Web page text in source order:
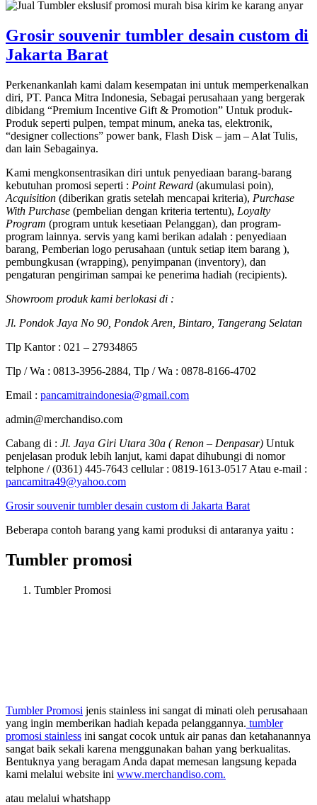
Grosir souvenir tumbler desain custom di
Jakarta Barat
Perkenankanlah kami dalam kesempatan ini untuk memperkenalkan
diri, PT. Panca Mitra Indonesia, Sebagai perusahaan yang bergerak
dibidang “Premium Incentive Gift & Promotion” Untuk produk-
Produk seperti pulpen, tempat minum, aneka tas, elektronik,
“designer collections” power bank, Flash Disk – jam – Alat Tulis,
dan lain Sebagainya.
Kami mengkonsentrasikan diri untuk penyediaan barang-barang
kebutuhan promosi seperti : Point Reward (akumulasi poin),
Acquisition (diberikan gratis setelah mencapai kriteria), Purchase
With Purchase (pembelian dengan kriteria tertentu), Loyalty
Program (program untuk kesetiaan Pelanggan), dan program-
program lainnya. servis yang kami berikan adalah : penyediaan
barang, Pemberian logo perusahaan (untuk setiap item barang ),
pembungkusan (wrapping), penyimpanan (inventory), dan
pengaturan pengiriman sampai ke penerima hadiah (recipients).
Showroom produk kami berlokasi di :
Jl. Pondok Jaya No 90, Pondok Aren, Bintaro, Tangerang Selatan
Tlp Kantor : 021 – 27934865
Tlp / Wa : 0813-3956-2884, Tlp / Wa : 0878-8166-4702
Email : pancamitraindonesia@gmail.com
admin@merchandiso.com
Cabang di : Jl. Jaya Giri Utara 30a ( Renon – Denpasar) Untuk
penjelasan produk lebih lanjut, kami dapat dihubungi di nomor
telphone / (0361) 445-7643 cellular : 0819-1613-0517 Atau e-mail :
pancamitra49@yahoo.com
Grosir souvenir tumbler desain custom di Jakarta Barat
Beberapa contoh barang yang kami produksi di antaranya yaitu :
Tumbler promosi
Tumbler Promosi
Tumbler Promosi jenis stainless ini sangat di minati oleh perusahaan
yang ingin memberikan hadiah kepada pelanggannya. tumbler
promosi stainless ini sangat cocok untuk air panas dan ketahanannya
sangat baik sekali karena menggunakan bahan yang berkualitas.
Bentuknya yang beragam Anda dapat memesan langsung kepada
kami melalui website ini www.merchandiso.com.
atau melalui whatshapp